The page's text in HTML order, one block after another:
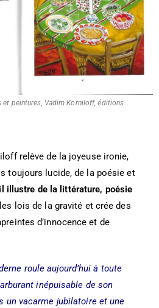
peintures, Vadim Korniloff, éditions
relève de la joyeuse ironie,
toujours lucide, de la poésie et
il illustre de la littérature, poésie
lois de la gravité et crée des
d’innocence et de
roule aujourd’hui à toute
inépuisable de son
un vacarme jubilatoire et une